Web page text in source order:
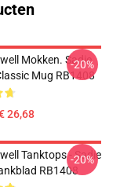
Mokken. Sadie
Mug RB1408
26,68
-20%
Tanktops - Sadie
RB1408
-20%